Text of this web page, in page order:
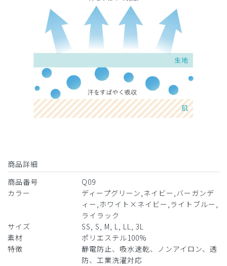
商品詳細
商品番号
Q09
カラー
ディープグリーン,ネイビー,バーガンデ
ィー,ホワイト×ネイビー,ライトブルー,
ライラック
サイズ
SS, S, M, L, LL, 3L
素材
ポリエステル100%
特徴
静電防止、吸水速乾、ノンアイロン、透
防、工業洗濯対応